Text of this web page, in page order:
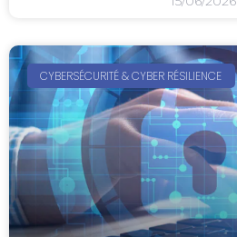
CYBERSÉCURITÉ & CYBER RÉSILIENCE